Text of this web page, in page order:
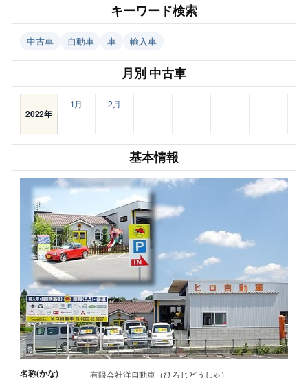
キーワード検索
中古車 自動車 車 輸入車
月別 中古車
2022年
1月 2月 – – –
–
–
– – – – –
基本情報
名称(かな) 有限会社洋自動車（ひろじどうしゃ）